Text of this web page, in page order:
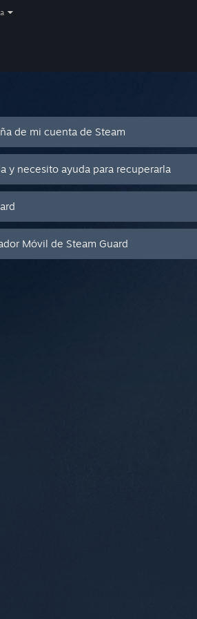
de mi cuenta de Steam
y necesito ayuda para recuperarla
Móvil de Steam Guard